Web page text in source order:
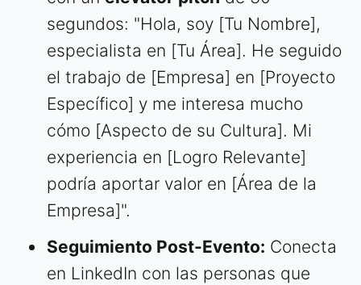
segundos: "Hola, soy [Tu Nombre],
especialista en [Tu Área]. He seguido
el trabajo de [Empresa] en [Proyecto
Específico] y me interesa mucho
cómo [Aspecto de su Cultura]. Mi
experiencia en [Logro Relevante]
podría aportar valor en [Área de la
Empresa]".
Seguimiento Post-Evento: Conecta
en LinkedIn con las personas que